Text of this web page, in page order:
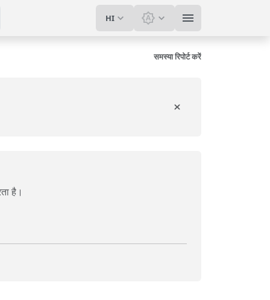
HI थीम बदलें: सिस्टम थीम
समस्या रिपोर्ट करें
है।